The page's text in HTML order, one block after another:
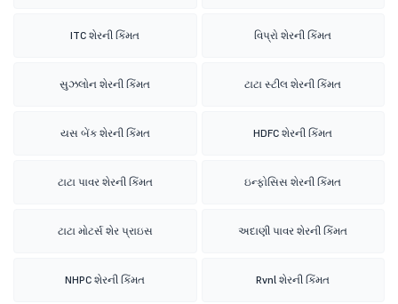
ITC શેરની કિંમત વિપ્રો શેરની કિંમત
સુઝલોન શેરની કિંમત ટાટા સ્ટીલ શેરની કિંમત
યસ બેંક શેરની કિંમત HDFC શેરની કિંમત
ટાટા પાવર શેરની કિંમત ઇન્ફોસિસ શેરની કિંમત
ટાટા મોટર્સ શેર પ્રાઇસ અદાણી પાવર શેરની કિંમત
NHPC શેરની કિંમત Rvnl શેરની કિંમત